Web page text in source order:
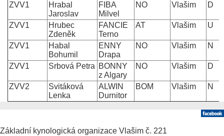
ZVV1
Hrabal
Jaroslav
FIBA
Milvel
NO Vlašim D
ZVV1
Hrubec
Zdeněk
FANCIE
Terno
AT Vlašim U
ZVV1
Habal
Bohumil
ENNY
Drapa
NO Vlašim N
ZVV1 Srbová Petra BONNY
z Algary
NO Vlašim D
ZVV2
Svitáková
Lenka
ALWIN
Durnitor
BOM Vlašim N
Základní kynologická organizace Vlašim č. 221